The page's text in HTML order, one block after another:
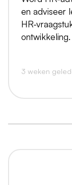
en adviseer
HR-
ontwikkeling.
3 weken